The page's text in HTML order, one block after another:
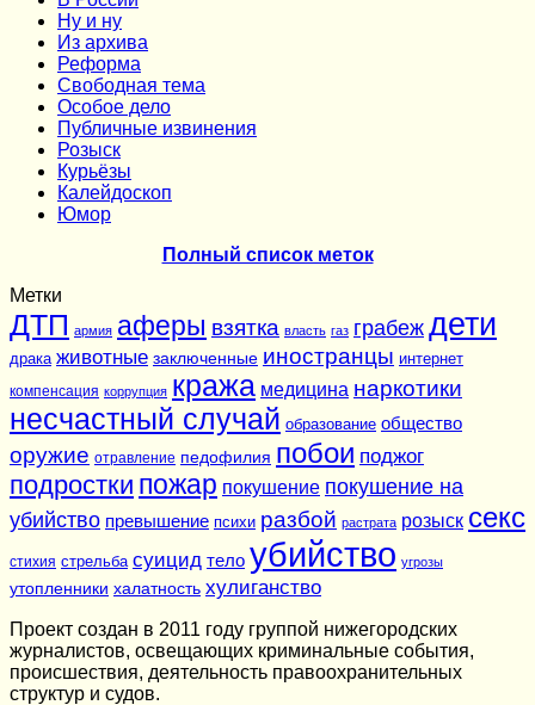
Ну и ну
Из архива
Реформа
Cвободная тема
Особое дело
Публичные извинения
Розыск
Курьёзы
Калейдоскоп
Юмор
Полный список меток
Метки
ДТП армия аферы взятка власть газ грабеж дети
драка животные заключенные иностранцы интернет
компенсация коррупция кража медицина наркотики
несчастный случай образование общество
оружие отравление педофилия побои поджог
подростки пожар покушение покушение на
убийство превышение психи разбой растрата розыск секс
стихия стрельба суицид тело убийство угрозы
утопленники халатность хулиганство
Проект создан в 2011 году группой нижегородских
журналистов, освещающих криминальные события,
происшествия, деятельность правоохранительных
структур и судов.